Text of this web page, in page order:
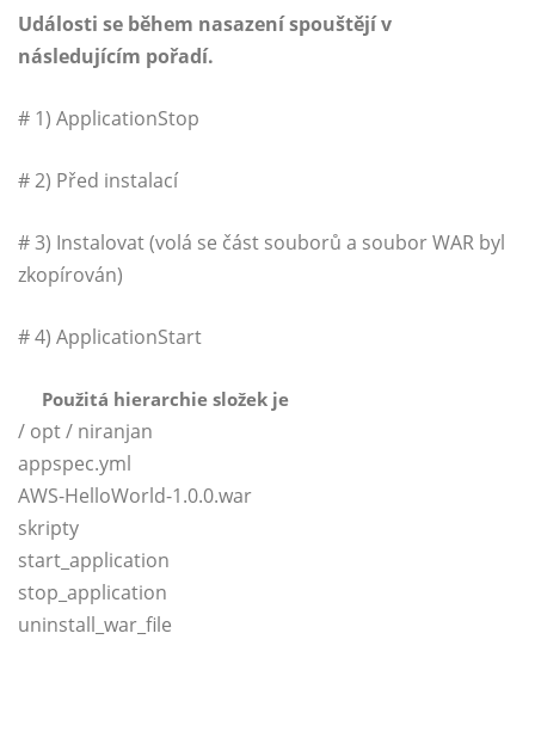
Události se během nasazení spouštějí v
následujícím pořadí.
# 1) ApplicationStop
# 2) Před instalací
# 3) Instalovat (volá se část souborů a soubor WAR byl
zkopírován)
# 4) ApplicationStart
Použitá hierarchie složek je
/ opt / niranjan
appspec.yml
AWS-HelloWorld-1.0.0.war
skripty
start_application
stop_application
uninstall_war_file